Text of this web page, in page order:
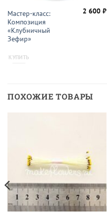
Мастер-класс:
Композиция
«Клубничный
Зефир»
2 600₽
КУПИТЬ
ПОХОЖИЕ ТОВАРЫ